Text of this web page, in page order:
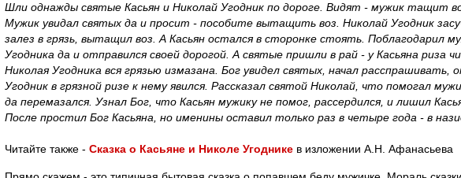
Шли однажды святые Касьян и Николай Угодник по дороге. Видят - мужик тащит
Мужик увидал святых да и просит - пособите вытащить воз. Николай Угодник
залез в грязь, вытащил воз. А Касьян остался в сторонке стоять. Поблагодарил
Угодника да и отправился своей дорогой. А святые пришли в рай - у Касьяна риза
Николая Угодника вся грязью измазана. Бог увидел святых, начал расспрашивать,
Угодник в грязной ризе к нему явился. Рассказал святой Николай, что помогал
да перемазался. Узнал Бог, что Касьян мужику не помог, рассердился, и лишил
После простил Бог Касьяна, но именины оставил только раз в четыре года - в
Читайте также - Сказка о Касьяне и Николе Угоднике в изложении А.Н. Афанасьева